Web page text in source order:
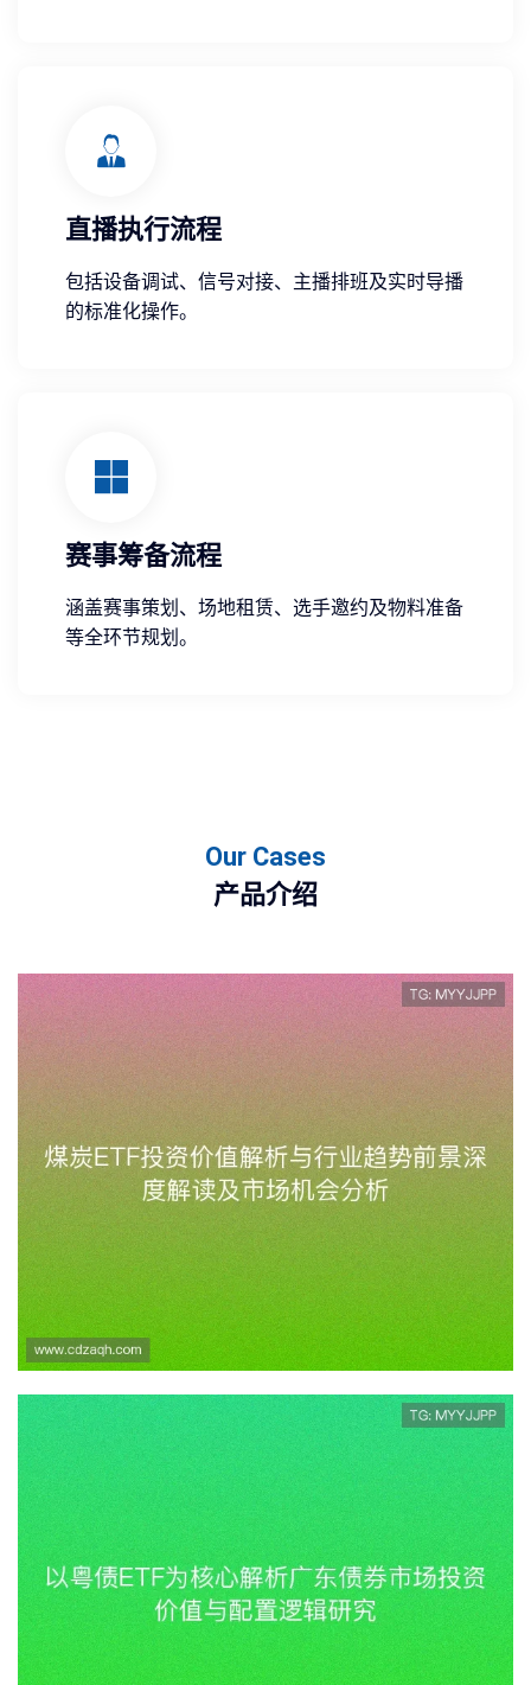
直播执行流程
包括设备调试、信号对接、主播排班及实时导播
的标准化操作。
赛事筹备流程
涵盖赛事策划、场地租赁、选手邀约及物料准备
等全环节规划。
Our Cases
产品介绍